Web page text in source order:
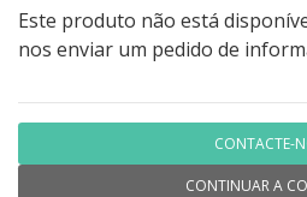
Este produto não está
nos enviar um pedido de
CONTACTE-
CONTINUAR A